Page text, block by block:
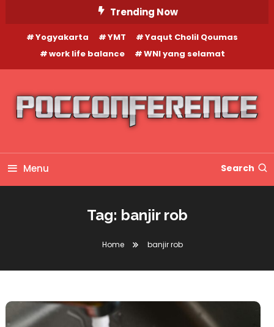
Content
Trending Now
Yogyakarta YMT
Yaqut Cholil Qoumas
work life balance
WNI yang selamat
Menu Search
Tag: banjir rob
Home banjir rob